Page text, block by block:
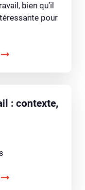
bien qu’il
pour
: contexte,